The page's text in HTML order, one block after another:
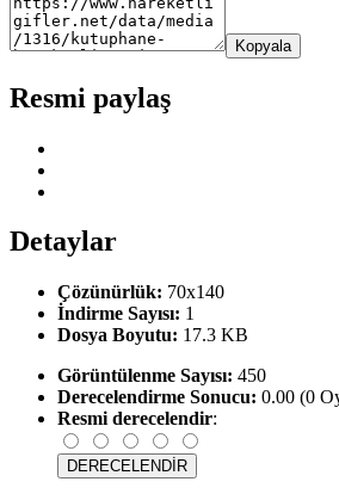
Kopyala
Resmi paylaş
Detaylar
Çözünürlük: 70x140
İndirme Sayısı: 1
Dosya Boyutu: 17.3 KB
Görüntülenme Sayısı: 450
Derecelendirme Sonucu: 0.00 (0
Resmi derecelendir: